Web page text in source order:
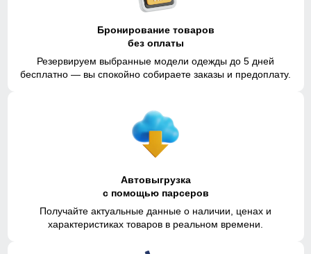
Бронирование товаров
без оплаты
Резервируем выбранные модели одежды до 5 дней
бесплатно — вы спокойно собираете заказы и предоплату.
Автовыгрузка
с помощью парсеров
Получайте актуальные данные о наличии, ценах и
характеристиках товаров в реальном времени.